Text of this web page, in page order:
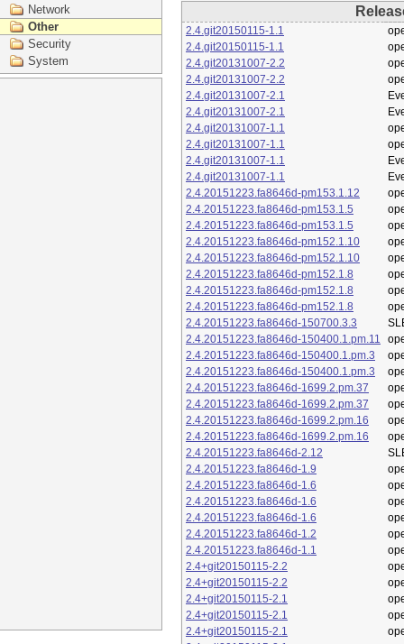
Network
Other
Security
System
2.4.git20150115-1.1
2.4.git20150115-1.1
2.4.git20131007-2.2
2.4.git20131007-2.2
2.4.git20131007-2.1
2.4.git20131007-2.1
2.4.git20131007-1.1
2.4.git20131007-1.1
2.4.git20131007-1.1
2.4.git20131007-1.1
2.4.20151223.fa8646d-pm153.1.12
2.4.20151223.fa8646d-pm153.1.5
2.4.20151223.fa8646d-pm153.1.5
2.4.20151223.fa8646d-pm152.1.10
2.4.20151223.fa8646d-pm152.1.10
2.4.20151223.fa8646d-pm152.1.8
2.4.20151223.fa8646d-pm152.1.8
2.4.20151223.fa8646d-pm152.1.8
2.4.20151223.fa8646d-150700.3.3
2.4.20151223.fa8646d-150400.1.pm.11
2.4.20151223.fa8646d-150400.1.pm.3
2.4.20151223.fa8646d-150400.1.pm.3
2.4.20151223.fa8646d-1699.2.pm.37
2.4.20151223.fa8646d-1699.2.pm.37
2.4.20151223.fa8646d-1699.2.pm.16
2.4.20151223.fa8646d-1699.2.pm.16
2.4.20151223.fa8646d-2.12
2.4.20151223.fa8646d-1.9
2.4.20151223.fa8646d-1.6
2.4.20151223.fa8646d-1.6
2.4.20151223.fa8646d-1.6
2.4.20151223.fa8646d-1.2
2.4.20151223.fa8646d-1.1
2.4+git20150115-2.2
2.4+git20150115-2.2
2.4+git20150115-2.1
2.4+git20150115-2.1
2.4+git20150115-2.1